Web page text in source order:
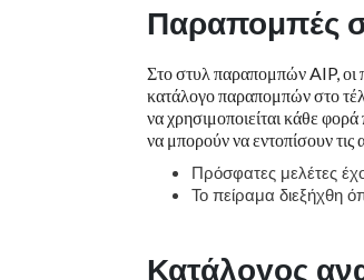
Παραπομπές
Στο στυλ παραπομπών AIP, οι
κατάλογο παραπομπών στο
να χρησιμοποιείται κάθε
να μπορούν να εντοπίσουν τις
Πρόσφατες μελέτες
Το πείραμα διεξήχθη
Κατάλογος